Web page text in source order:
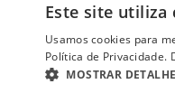
Este site utiliza
Usamos cookies para
Política de Privacidade.
MOSTRAR